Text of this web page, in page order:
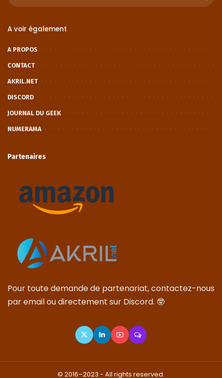
A voir également
A PROPOS
CONTACT
AKRIL.NET
DISCORD
JOURNAL DU GEEK
NUMERAMA
Partenaires
Pour toute demande de partenariat, contactez-nous
par email ou directement sur Discord. 🤓
© 2016–2023 - All rights reserved.